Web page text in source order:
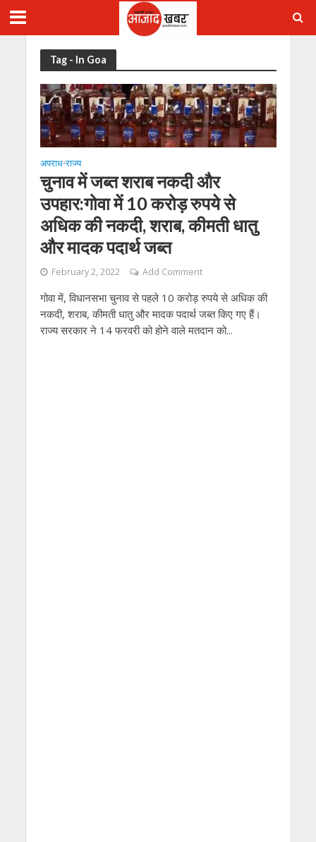
Tag - In Goa
अपराध•राज्य
चुनाव में जब्त शराब नकदी और
उपहार:गोवा में 10 करोड़ रुपये से
अधिक की नकदी, शराब, कीमती धातु
और मादक पदार्थ जब्त
February 2, 2022 Add Comment
गोवा में, विधानसभा चुनाव से पहले 10 करोड़ रुपये से अधिक की
नकदी, शराब, कीमती धातु और मादक पदार्थ जब्त किए गए हैं।
राज्य सरकार ने 14 फरवरी को होने वाले मतदान को...